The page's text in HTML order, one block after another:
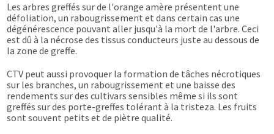
Les arbres greffés sur de l'orange amère présentent une
défoliation, un rabougrissement et dans certain cas une
dégénérescence pouvant aller jusqu'à la mort de l'arbre. Ceci
est dû à la nécrose des tissus conducteurs juste au dessous de
la zone de greffe.
CTV peut aussi provoquer la formation de tâches nécrotiques
sur les branches, un rabougrissement et une baisse des
rendements sur des cultivars sensibles même si ils sont
greffés sur des porte-greffes tolérant à la tristeza. Les fruits
sont souvent petits et de piètre qualité.